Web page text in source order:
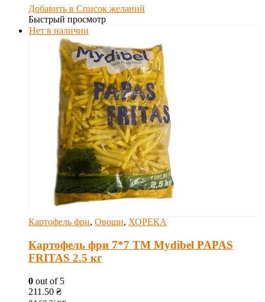
Добавить в Список желаний
Быстрый просмотр
Нет в наличии
Картофель фри, Овощи, ХОРЕКА
Картофель фри 7*7 ТМ Mydibel PAPAS
FRITAS 2.5 кг
0 out of 5
211.50 ₴